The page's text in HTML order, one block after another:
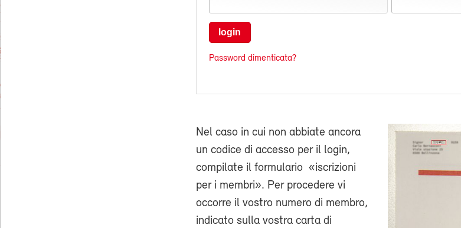
login
Password dimenticata?
Nel caso in cui non abbiate ancora
un codice di accesso per il login,
compilate il formulario «iscrizioni
per i membri». Per procedere vi
occorre il vostro numero di membro,
indicato sulla vostra carta di